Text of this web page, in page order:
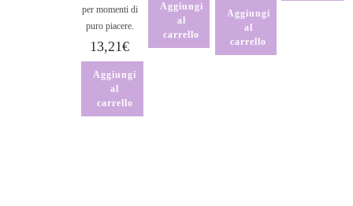
per momenti di
puro piacere.
13,21€
Aggiungi
al
carrello
Aggiungi
al
carrello
Aggiungi
al
carrello